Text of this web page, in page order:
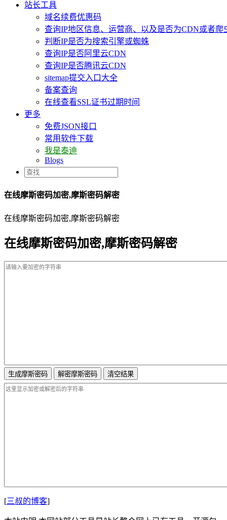
站长工具
域名续费优惠码
查询IP地区信息、运营商、以及是否为CDN或者爬
判断IP是否为搜索引擎或蜘蛛
查询IP是否阿里云CDN
查询IP是否腾讯云CDN
sitemap提交入口大全
备案查询
在线查看SSL证书过期时间
更多
免费JSON接口
常用软件下载
我是泰迪
Blogs
在线摩斯密码加密,摩斯密码解密
在线摩斯密码加密,摩斯密码解密
在线摩斯密码加密,摩斯密码解密
生成摩斯密码 解密摩斯密码 清空结果
[三叔的博客]